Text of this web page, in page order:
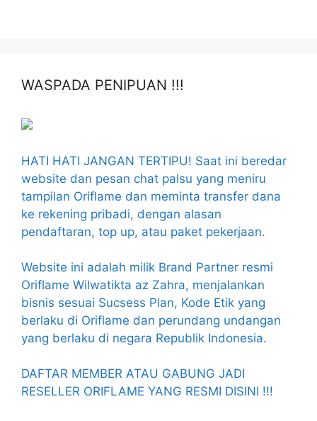
WASPADA PENIPUAN !!!
HATI HATI JANGAN TERTIPU! Saat ini beredar
website dan pesan chat palsu yang meniru
tampilan Oriflame dan meminta transfer dana
ke rekening pribadi, dengan alasan
pendaftaran, top up, atau paket pekerjaan.
Website ini adalah milik Brand Partner resmi
Oriflame Wilwatikta az Zahra, menjalankan
bisnis sesuai Sucsess Plan, Kode Etik yang
berlaku di Oriflame dan perundang undangan
yang berlaku di negara Republik Indonesia.
DAFTAR MEMBER ATAU GABUNG JADI
RESELLER ORIFLAME YANG RESMI DISINI !!!